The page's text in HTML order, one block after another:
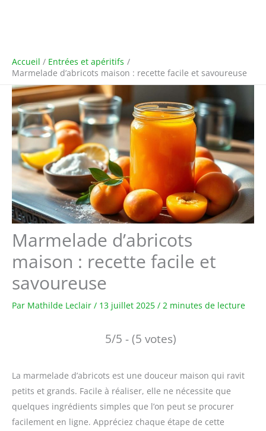
Accueil
Entrées et apéritifs
Marmelade d’abricots maison : recette facile et savoureuse
Marmelade d’abricots
maison : recette facile et
savoureuse
Par Mathilde Leclair / 13 juillet 2025 / 2 minutes de lecture
5/5 - (5 votes)
La marmelade d’abricots est une douceur maison qui ravit
petits et grands. Facile à réaliser, elle ne nécessite que
quelques ingrédients simples que l’on peut se procurer
facilement en ligne. Appréciez chaque étape de cette